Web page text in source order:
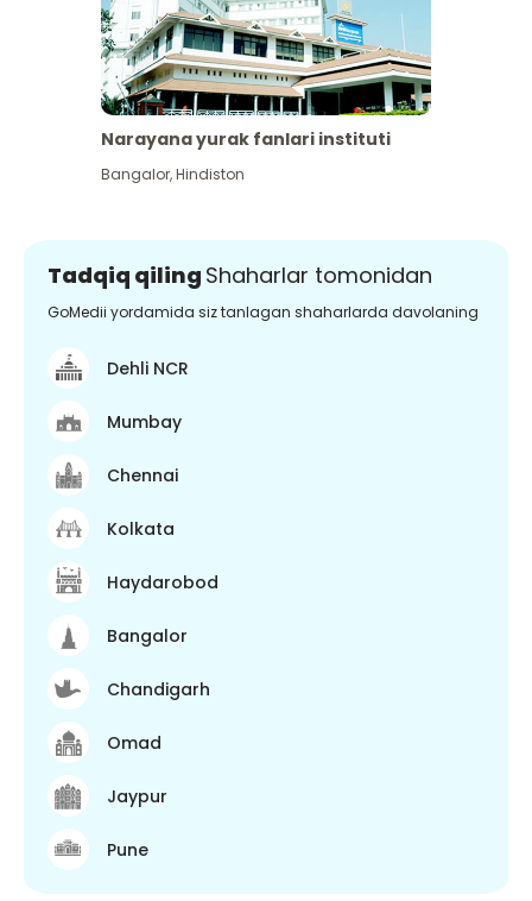
Narayana yurak fanlari instituti
Bangalor,Hindiston
Tadqiq qiling Shaharlar tomonidan
GoMedii yordamida siz tanlagan shaharlarda davolaning
Dehli NCR
Mumbay
Chennai
Kolkata
Haydarobod
Bangalor
Chandigarh
Omad
Jaypur
Pune